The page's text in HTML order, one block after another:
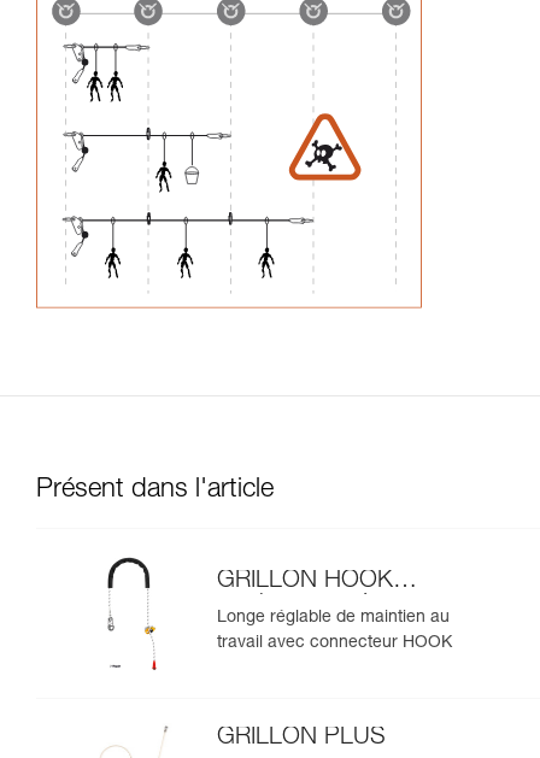
Présent dans l'article
GRILLON HOOK
version européenne
Longe réglable de maintien au
travail avec connecteur HOOK
GRILLON PLUS